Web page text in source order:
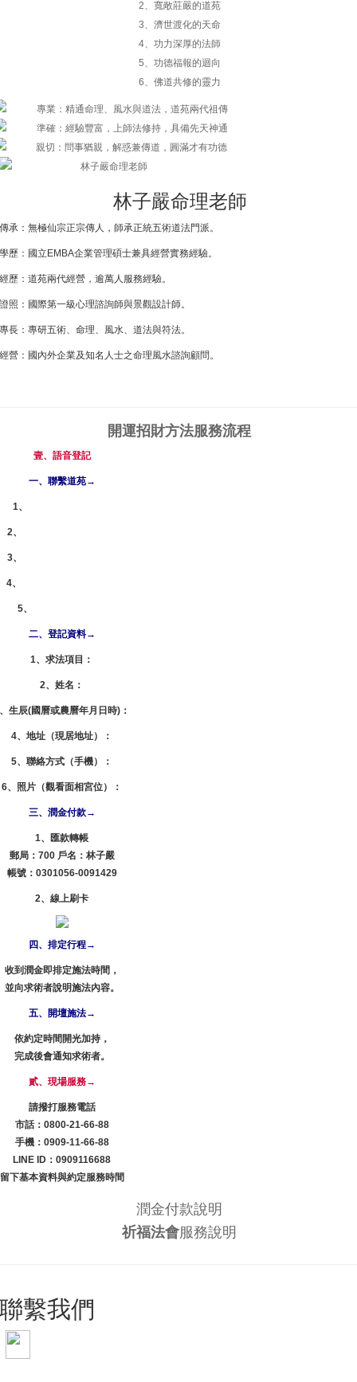
2、寬敞莊嚴的道苑
3、濟世渡化的天命
4、功力深厚的法師
5、功德福報的迴向
6、佛道共修的靈力
林子嚴命理老師
傳承：無極仙宗正宗傳人，師承正統五術道法門派。
學歷：國立EMBA企業管理碩士兼具經營實務經驗。
經歷：道苑兩代經營，逾萬人服務經驗。
證照：國際第一級心理諮詢師與景觀設計師。
專長：專研五術、命理、風水、道法與符法。
經營：國內外企業及知名人士之命理風水諮詢顧問。
開運招財方法服務流程
壹、語音登記
一、聯繫道苑→
1、
2、
3、
4、
5、
二、登記資料→
1、求法項目：
2、姓名：
生辰(國曆或農曆年月日時)：
4、地址（現居地址）：
5、聯絡方式（手機）：
6、照片（觀看面相宮位）：
三、潤金付款→
1、匯款轉帳
郵局：700 戶名：林子嚴
帳號：0301056-0091429
2、線上刷卡
四、排定行程→
收到潤金即排定施法時間，
並向求術者說明施法內容。
五、開壇施法→
依約定時間開光加持，
完成後會通知求術者。
貳、現場服務→
請撥打服務電話
市話：0800-21-66-88
手機：0909-11-66-88
LINE ID：0909116688
留下基本資料與約定服務時間
潤金付款說明
祈福法會服務說明
聯繫我們